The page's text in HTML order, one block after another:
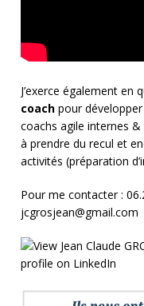
J’exerce également en
coachpour
coachs agile internes
à prendre du recul et
activités (préparation
Pour me contacter :
jcgrosjean@gmail.com